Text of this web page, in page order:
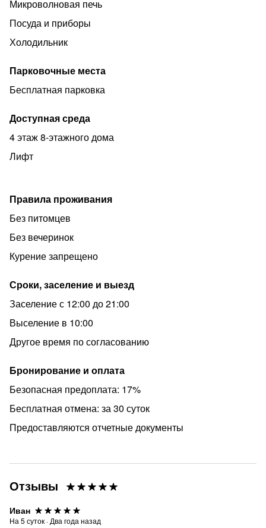
Микроволновая печь
Посуда и приборы
Холодильник
Парковочные места
Бесплатная парковка
Доступная среда
4 этаж 8-этажного дома
Лифт
Правила проживания
Без питомцев
Без вечеринок
Курение запрещено
Сроки, заселение и выезд
Заселение с 12:00 до 21:00
Выселение в 10:00
Другое время по согласованию
Бронирование и оплата
Безопасная предоплата: 17%
Бесплатная отмена: за 30 суток
Предоставляются отчетные документы
Отзывы
Иван
На 5 суток · Два года назад